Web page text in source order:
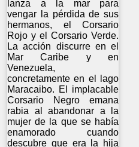
lanza a la mar para
vengar la pérdida de sus
hermanos, el Corsario
Rojo y el Corsario Verde.
La acción discurre en el
Mar Caribe y en
Venezuela,
concretamente en el lago
Maracaibo. El implacable
Corsario Negro emana
rabia al abandonar a la
mujer de la que se había
enamorado cuando
descubre que era la hija